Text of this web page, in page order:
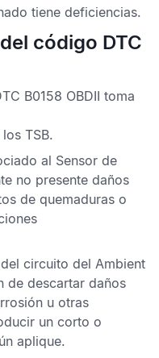
tiene deficiencias.
código DTC
B0158 OBDII toma
los TSB.
al Sensor de
no presente daños
de quemaduras o
circuito del Ambient
de descartar daños
u otras
un corto o
aplique.